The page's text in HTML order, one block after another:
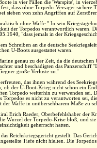
in vier Fällen die 'Warspite', in
dass ohne Torpedo-Versager
sieben von zehn Angriffen auf
ohne Waffe." In sein
der Torpedos verantwortlich waren.
"dass jemals in der
Schreiben an die deutsche
U-Boots ausgestattet waren.
genau zu der Zeit, da die
und beschädigten das
große Verluste zu."
das ihnen während des
ob der U-Boot-Krieg nicht schon ein
Torpedo weiterhin zu verwenden sei.
Torpedos es nicht zu verantworten sei,
Waffe in unübersehbarem Maße zu
Erich Raeder, Oberbefehlshaber der
Wurzel der Torpedo-Krise bloß, und
geherrscht hatten.
Reichskriegsgericht gestellt. Das
Tiefe nicht hielten. Die